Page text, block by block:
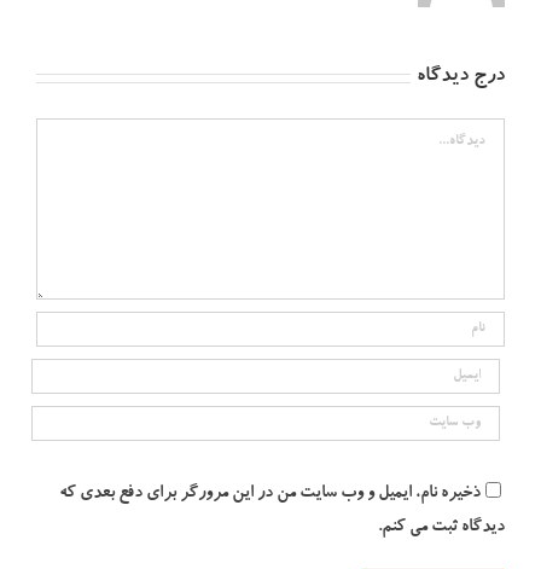
درج دیدگاه
دیدگاه
ذخیره نام، ایمیل و وب سایت من در این مرورگر برای دفع بعدی که
دیدگاه ثبت می کنم.